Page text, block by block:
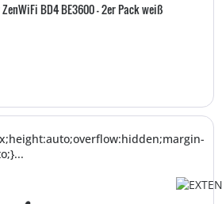
BD4 BE3600 - 2er Pack weiß